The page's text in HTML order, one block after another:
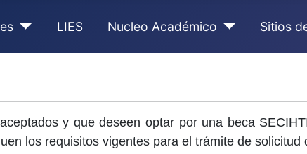
LIES Nucleo Académico Sitios
y que deseen optar por una beca
los requisitos vigentes para el trámite de solicitud